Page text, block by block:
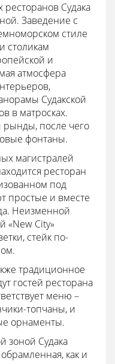
Судака
Заведение с
стиле
столикам
и
атмосфера
Судакской
в матросках.
рынды, после чего
фонтаны.
магистралей
ресторан
под
простые и вместе
Неизменной
«New City»
стейк по-
традиционное
гостей ресторана
меню –
топчаны, и
орнаменты.
зоной Судака
как и